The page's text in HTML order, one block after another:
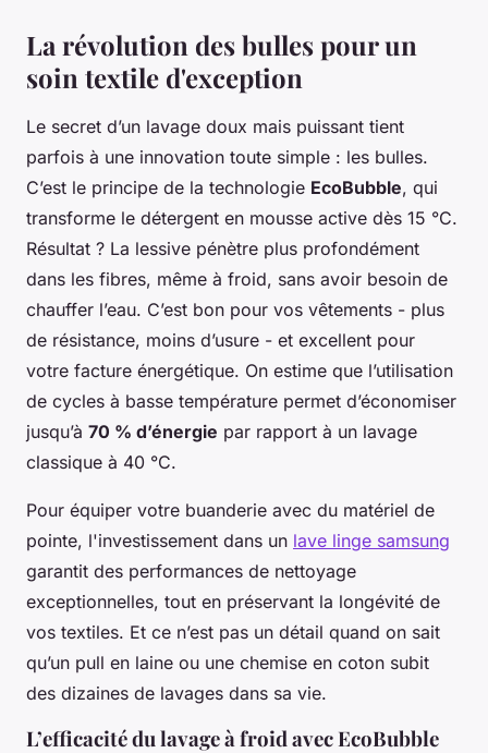
La révolution des bulles pour un
soin textile d'exception
Le secret d’un lavage doux mais puissant tient
parfois à une innovation toute simple : les bulles.
C’est le principe de la technologie EcoBubble, qui
transforme le détergent en mousse active dès 15 °C.
Résultat ? La lessive pénètre plus profondément
dans les fibres, même à froid, sans avoir besoin de
chauffer l’eau. C’est bon pour vos vêtements - plus
de résistance, moins d’usure - et excellent pour
votre facture énergétique. On estime que l’utilisation
de cycles à basse température permet d’économiser
jusqu’à 70 % d’énergie par rapport à un lavage
classique à 40 °C.
Pour équiper votre buanderie avec du matériel de
pointe, l'investissement dans un lave linge samsung
garantit des performances de nettoyage
exceptionnelles, tout en préservant la longévité de
vos textiles. Et ce n’est pas un détail quand on sait
qu’un pull en laine ou une chemise en coton subit
des dizaines de lavages dans sa vie.
L’efficacité du lavage à froid avec EcoBubble